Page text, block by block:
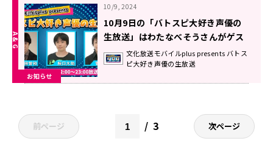
お知らせ
10/9, 2024
10月9日の「バトスピ大好き声優の
生放送」はわたなべそうさんがゲス
ト！ 文化放送モバイルplus presents バトス
ピ大好き声優の生放送
前ページ 3 次ページ